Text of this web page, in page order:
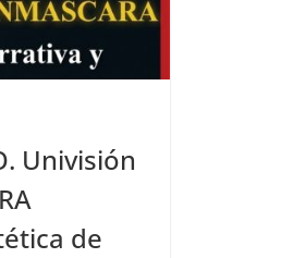
Univisión
de